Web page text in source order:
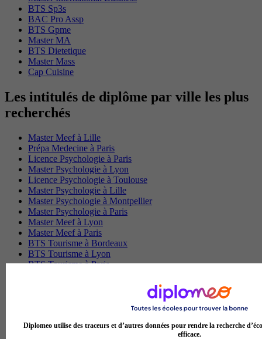
BTS Sp3s
BAC Pro Assp
BTS Gpme
Master MA
BTS Dietetique
Master Mass
Cap Cuisine
Les intitulés de diplôme par ville les plus
recherchés
Master Meef à Lille
Prépa Medecine à Paris
Licence Psychologie à Paris
Master Psychologie à Lyon
Licence Psychologie à Toulouse
Master Psychologie à Lille
Master Psychologie à Montpellier
Master Psychologie à Paris
Master Meef à Lyon
Master Meef à Paris
BTS Tourisme à Bordeaux
BTS Tourisme à Lyon
BTS Tourisme à Paris
BTS Communication à Bordeaux
BTS Communication à Lyon
Diplomeo utilise des traceurs et d’autres données pour rendre la recherche
efficace.